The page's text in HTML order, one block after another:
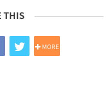
THIS
MORE